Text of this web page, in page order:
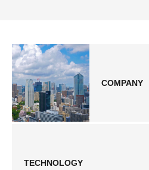
COMPANY
TECHNOLOGY